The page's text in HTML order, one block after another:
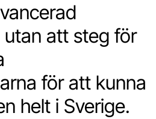
att steg för
för att kunna
helt i Sverige.